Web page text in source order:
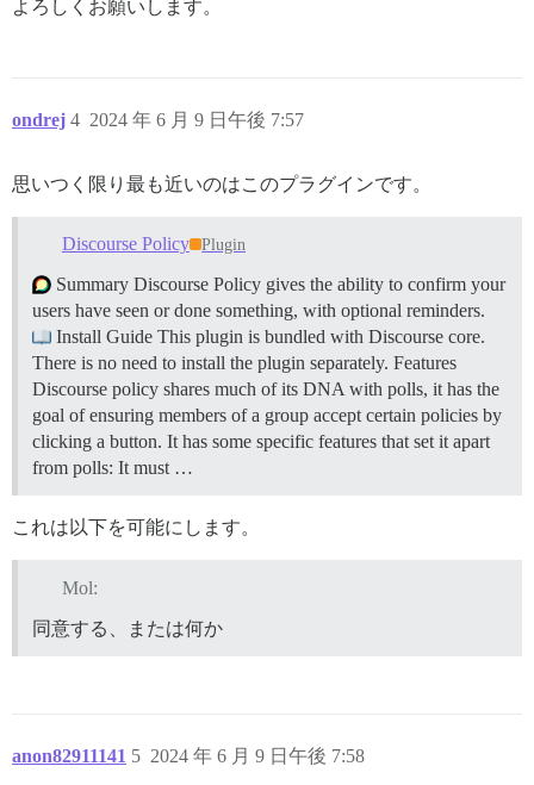
よろしくお願いします。
ondrej 2024 年 6 月 9 日午後 7:57
4
思いつく限り最も近いのはこのプラグインです。
Discourse Policy Plugin
Summary Discourse Policy gives the ability to confirm your
users have seen or done something, with optional reminders.
Install Guide This plugin is bundled with Discourse core.
There is no need to install the plugin separately. Features
Discourse policy shares much of its DNA with polls, it has the
goal of ensuring members of a group accept certain policies by
clicking a button. It has some specific features that set it apart
from polls: It must …
これは以下を可能にします。
Mol:
同意する、または何か
anon82911141 2024 年 6 月 9 日午後 7:58
5